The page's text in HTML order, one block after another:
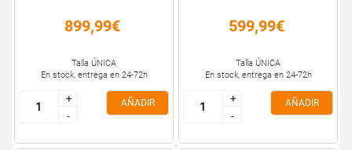
899,99€
Talla ÚNICA
En stock, entrega en 24-72h
+
-
+
-
AÑADIR
599,99€
Talla ÚNICA
En stock, entrega en 24-72h
+
-
+
-
AÑADIR